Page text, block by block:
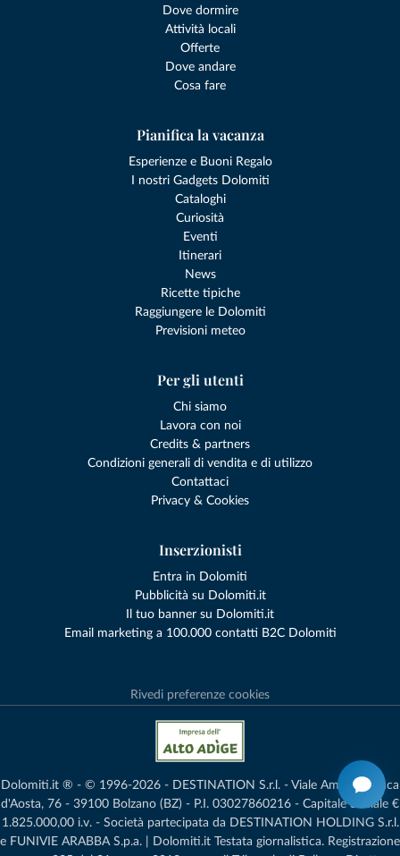
Dove dormire
Attività locali
Offerte
Dove andare
Cosa fare
Pianifica la vacanza
Esperienze e Buoni Regalo
I nostri Gadgets Dolomiti
Cataloghi
Curiosità
Eventi
Itinerari
News
Ricette tipiche
Raggiungere le Dolomiti
Previsioni meteo
Per gli utenti
Chi siamo
Lavora con noi
Credits & partners
Condizioni generali di vendita e di utilizzo
Contattaci
Privacy & Cookies
Inserzionisti
Entra in Dolomiti
Pubblicità su Dolomiti.it
Il tuo banner su Dolomiti.it
Email marketing a 100.000 contatti B2C Dolomiti
Rivedi preferenze cookies
Dolomiti.it ® - © 1996-2026 - DESTINATION S.r.l. - Viale Amedeo Duca
d'Aosta, 76 - 39100 Bolzano (BZ) - P.I. 03027860216 - Capitale Sociale €
1.825.000,00 i.v. - Società partecipata da DESTINATION HOLDING S.r.l.
e FUNIVIE ARABBA S.p.a. | Dolomiti.it Testata giornalistica. Registrazione